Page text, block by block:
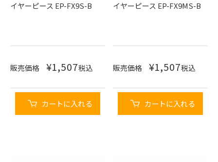
イヤーピース EP-FX9S-B
販売価格 ¥1,507税込
カートに入れる
イヤーピース EP-FX9MS-B
販売価格 ¥1,507税込
カートに入れる